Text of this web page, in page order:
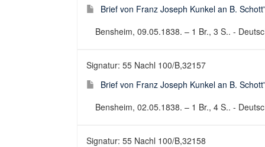
Brief von Franz Joseph Kunkel an B.
Bensheim, 09.05.1838. – 1 Br., 3 S.. -
Signatur: 55 Nachl 100/B,32157
Brief von Franz Joseph Kunkel an B.
Bensheim, 02.05.1838. – 1 Br., 4 S.. -
Signatur: 55 Nachl 100/B,32158